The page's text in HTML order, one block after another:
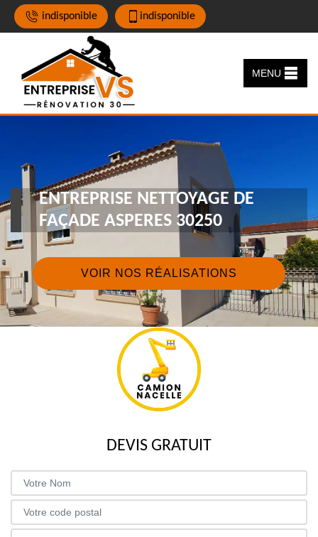
indisponible indisponible
MENU
ENTREPRISE NETTOYAGE DE
FAÇADE ASPERES 30250
VOIR NOS RÉALISATIONS
DEVIS GRATUIT